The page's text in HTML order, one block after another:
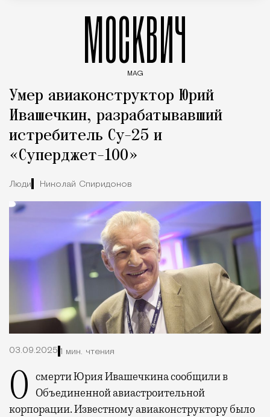
МОСКВИЧ
MAG
Умер авиаконструктор Юрий
Ивашечкин, разрабатывавший
истребитель Су-25 и
«Суперджет-100»
Люди Николай Спиридонов
03.09.2025 1 мин. чтения
О смерти Юрия Ивашечкина сообщили в
Объединенной авиастроительной
корпорации. Известному авиаконструктору было